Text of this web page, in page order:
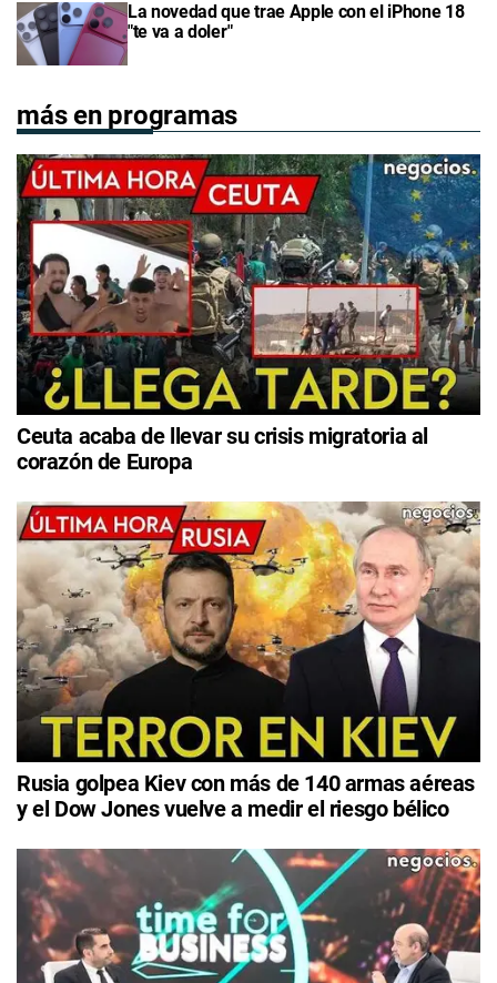
La novedad que trae Apple con el iPhone 18
"te va a doler"
más en programas
Ceuta acaba de llevar su crisis migratoria al
corazón de Europa
Rusia golpea Kiev con más de 140 armas aéreas
y el Dow Jones vuelve a medir el riesgo bélico